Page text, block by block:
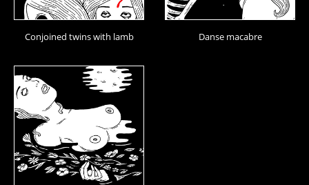
Conjoined twins with lamb Danse macabre